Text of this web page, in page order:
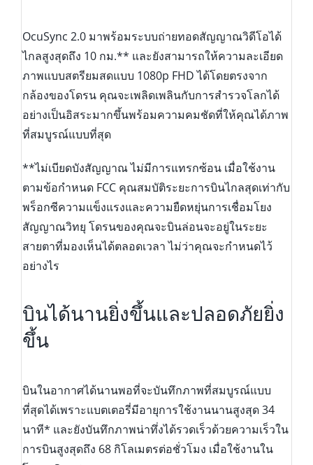
OcuSync 2.0 มาพร้อมระบบถ่ายทอดสัญญาณวิดีโอได้
ไกลสูงสุดถึง 10 กม.** และยังสามารถให้ความละเอียด
ภาพแบบสตรียมสดแบบ 1080p FHD ได้โดยตรงจาก
กล้องของโดรน คุณจะเพลิดเพลินกับการสำรวจโลกได้
อย่างเป็นอิสระมากขึ้นพร้อมความคมชัดที่ให้คุณได้ภาพ
ที่สมบูรณ์แบบที่สุด
**ไม่เบียดบังสัญญาณ ไม่มีการแทรกซ้อน เมื่อใช้งาน
ตามข้อกำหนด FCC คุณสมบัติระยะการบินไกลสุดเท่ากับ
พร็อกซีความแข็งแรงและความยืดหยุ่นการเชื่อมโยง
สัญญาณวิทยุ โดรนของคุณจะบินล่อนจะอยู่ในระยะ
สายตาที่มองเห็นได้ตลอดเวลา ไม่ว่าคุณจะกำหนดไว้
อย่างไร
บินได้นานยิ่งขึ้นและปลอดภัยยิ่ง
ขึ้น
บินในอากาศได้นานพอที่จะบันทึกภาพที่สมบูรณ์แบบ
ที่สุดได้เพราะแบตเตอรี่มีอายุการใช้งานนานสูงสุด 34
นาที* และยังบันทึกภาพน่าทึ่งได้รวดเร็วด้วยความเร็วใน
การบินสูงสุดถึง 68 กิโลเมตรต่อชั่วโมง เมื่อใช้งานใน